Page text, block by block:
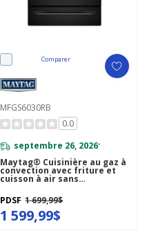
Comparer
MFGS6030RB
0.0
septembre 26, 2026*
Maytag® Cuisinière au gaz à
convection avec friture et
cuisson à air sans
MFGS6030RB
PDSF 1 699,99$
1 599,99$